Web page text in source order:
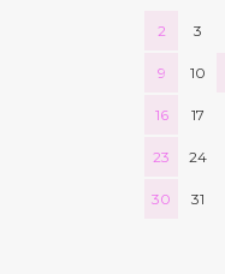
2 3
9 10
16 17
23 24
30 31